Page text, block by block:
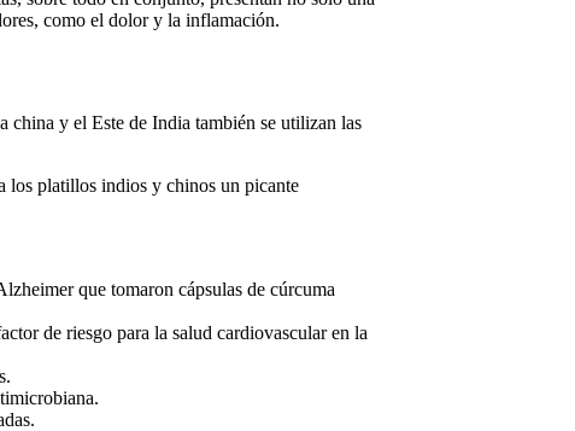
como el dolor y la inflamación.
china y el Este de India también se utilizan las
los platillos indios y chinos un picante
que tomaron cápsulas de cúrcuma
de riesgo para la salud cardiovascular en la